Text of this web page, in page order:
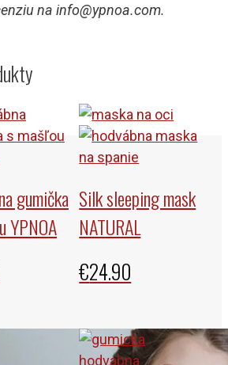
na info@ypnoa.com.
gumička
YPNOA
Silk sleeping mask
NATURAL
€24.90